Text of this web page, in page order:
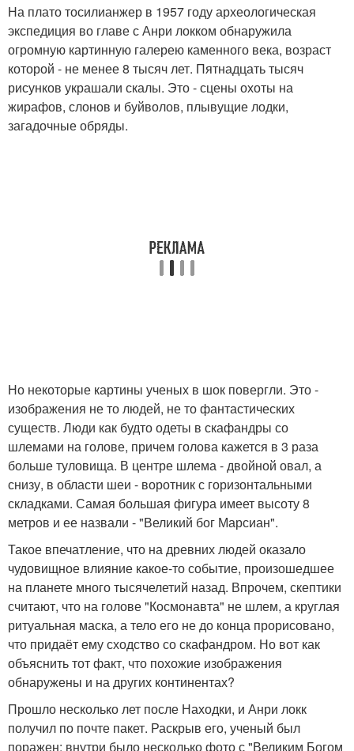
На плато тосилианжер в 1957 году археологическая
экспедиция во главе с Анри локком обнаружила
огромную картинную галерею каменного века, возраст
которой - не менее 8 тысяч лет. Пятнадцать тысяч
рисунков украшали скалы. Это - сцены охоты на
жирафов, слонов и буйволов, плывущие лодки,
загадочные обряды.
Но некоторые картины ученых в шок повергли. Это -
изображения не то людей, не то фантастических
существ. Люди как будто одеты в скафандры со
шлемами на голове, причем голова кажется в 3 раза
больше туловища. В центре шлема - двойной овал, а
снизу, в области шеи - воротник с горизонтальными
складками. Самая большая фигура имеет высоту 8
метров и ее назвали - "Великий бог Марсиан".
Такое впечатление, что на древних людей оказало
чудовищное влияние какое-то событие, произошедшее
на планете много тысячелетий назад. Впрочем, скептики
считают, что на голове "Космонавта" не шлем, а круглая
ритуальная маска, а тело его не до конца прорисовано,
что придаёт ему сходство со скафандром. Но вот как
объяснить тот факт, что похожие изображения
обнаружены и на других континентах?
Прошло несколько лет после Находки, и Анри локк
получил по почте пакет. Раскрыв его, ученый был
поражен: внутри было несколько фото с "Великим Богом